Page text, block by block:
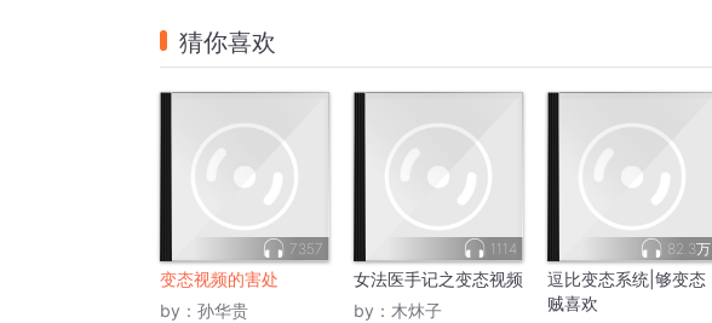
猜你喜欢
7357
变态视频的害处
by： 孙华贵
1114
女法医手记之变态视频
by： 木炑子
82.3万
逗比变态系统|够变态
贼喜欢